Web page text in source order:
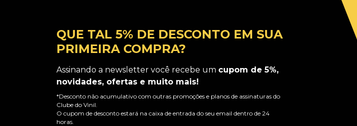
QUE TAL 5% DE DESCONTO EM SUA
PRIMEIRA COMPRA?
Assinando a newsletter você recebe um cupom de 5%,
novidades, ofertas e muito mais!
*Desconto não acumulativo com outras promoções e planos de assinaturas do
Clube do Vinil.
O cupom de desconto estará na caixa de entrada do seu email dentro de 24
horas.